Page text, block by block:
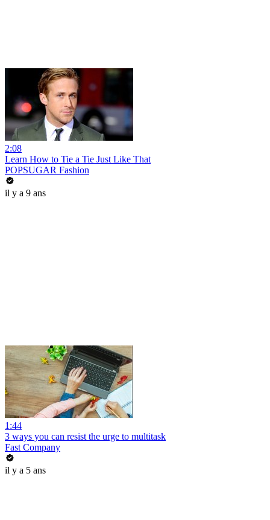
2:08
Learn How to Tie a Tie Just Like That
POPSUGAR Fashion
il y a 9 ans
1:44
3 ways you can resist the urge to multitask
Fast Company
il y a 5 ans